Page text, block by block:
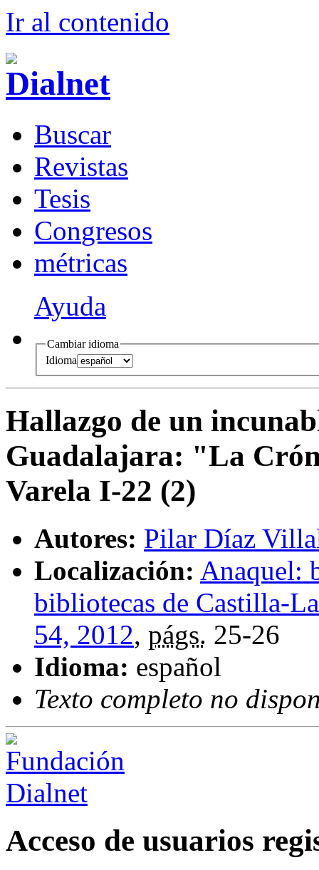
Ir al contenido
Buscar
Revistas
Tesis
Congresos
métricas
Ayuda
Cambiar idioma
Idioma
Hallazgo de un
Guadalajara: "La
Varela I-22 (2)
Autores: Pilar Díaz
Localización: Anaquel:
bibliotecas de Castilla-
54, 2012, págs. 25-26
Idioma: español
Texto completo no
Acceso de usuarios